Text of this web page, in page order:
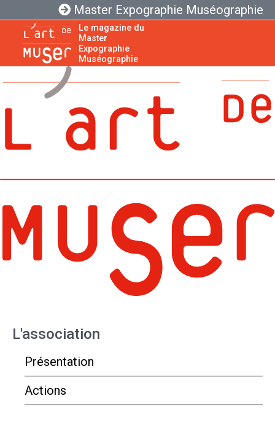
Master Expographie Muséographie
Le magazine du
Master
Expographie
Muséographie
L'association
Présentation
Actions